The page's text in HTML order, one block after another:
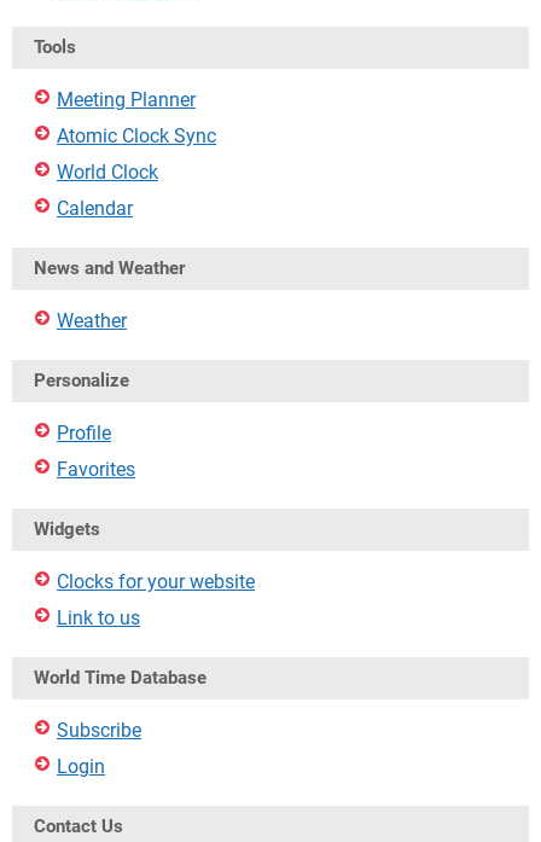
Tools
Meeting Planner
Atomic Clock Sync
World Clock
Calendar
News and Weather
Weather
Personalize
Profile
Favorites
Widgets
Clocks for your website
Link to us
World Time Database
Subscribe
Login
Contact Us